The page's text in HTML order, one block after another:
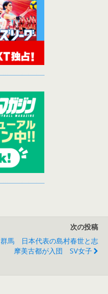
次の投稿
群馬 日本代表の島村春世と志
摩美古都が入団 SV女子